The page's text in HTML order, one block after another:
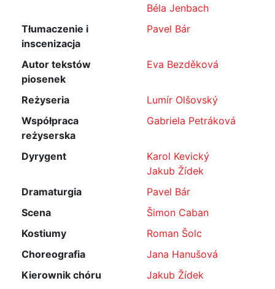
Béla Jenbach
Tłumaczenie i
inscenizacja
Pavel Bár
Autor tekstów
piosenek
Eva Bezděková
Reżyseria
Lumír Olšovský
Współpraca
reżyserska
Gabriela Petráková
Dyrygent
Karol Kevický
Jakub Žídek
Dramaturgia
Pavel Bár
Scena
Šimon Caban
Kostiumy
Roman Šolc
Choreografia
Jana Hanušová
Kierownik chóru
Jakub Žídek